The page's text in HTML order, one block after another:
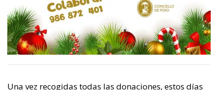
Una vez recogidas todas las donaciones, estos días